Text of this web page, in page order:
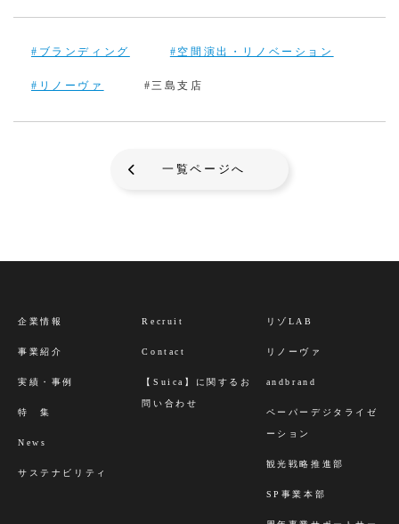
#ブランディング #空間演出・リノベーション
#リノーヴァ #三島支店
一覧ページへ
企業情報
事業紹介
実績・事例
特 集
News
サステナビリティ
Recruit
Contact
【Suica】に関するお
問い合わせ
リゾLAB
リノーヴァ
andbrand
ペーパーデジタライゼ
ーション
観光戦略推進部
SP事業本部